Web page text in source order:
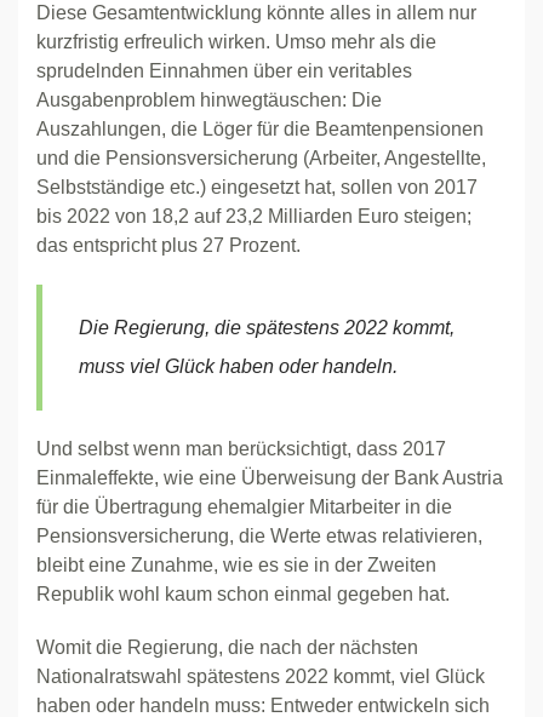
Diese Gesamtentwicklung könnte alles in allem nur
kurzfristig erfreulich wirken. Umso mehr als die
sprudelnden Einnahmen über ein veritables
Ausgabenproblem hinwegtäuschen: Die
Auszahlungen, die Löger für die Beamtenpensionen
und die Pensionsversicherung (Arbeiter, Angestellte,
Selbstständige etc.) eingesetzt hat, sollen von 2017
bis 2022 von 18,2 auf 23,2 Milliarden Euro steigen;
das entspricht plus 27 Prozent.
Die Regierung, die spätestens 2022 kommt,
muss viel Glück haben oder handeln.
Und selbst wenn man berücksichtigt, dass 2017
Einmaleffekte, wie eine Überweisung der Bank Austria
für die Übertragung ehemalgier Mitarbeiter in die
Pensionsversicherung, die Werte etwas relativieren,
bleibt eine Zunahme, wie es sie in der Zweiten
Republik wohl kaum schon einmal gegeben hat.
Womit die Regierung, die nach der nächsten
Nationalratswahl spätestens 2022 kommt, viel Glück
haben oder handeln muss: Entweder entwickeln sich